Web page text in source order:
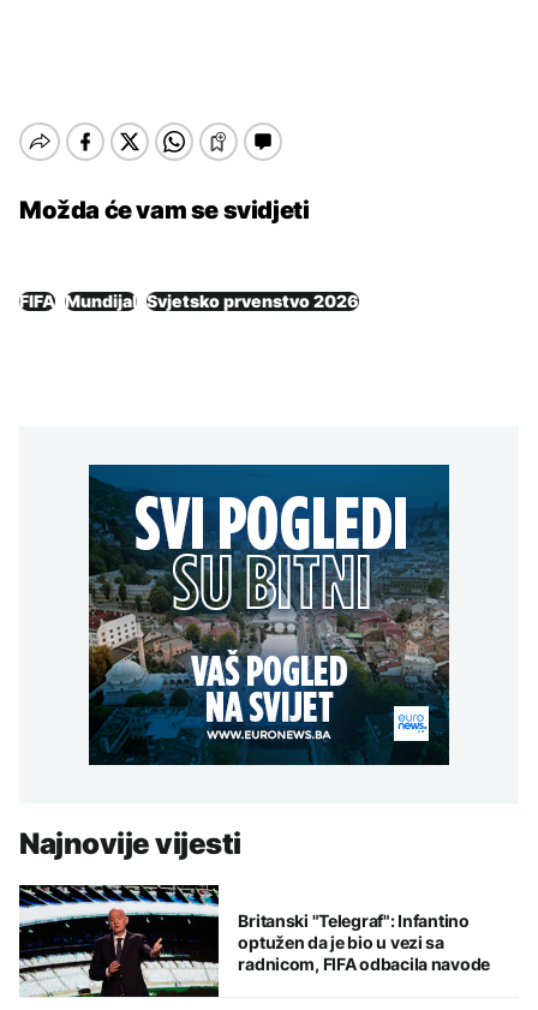
Možda će vam se svidjeti
FIFA Mundijal Svjetsko prvenstvo 2026
Najnovije vijesti
Britanski "Telegraf": Infantino
optužen da je bio u vezi sa
radnicom, FIFA odbacila navode